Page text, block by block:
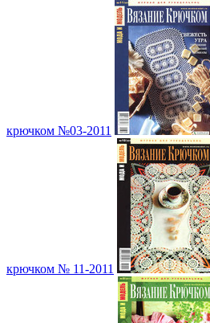
крючком №03-2011
крючком № 11-2011